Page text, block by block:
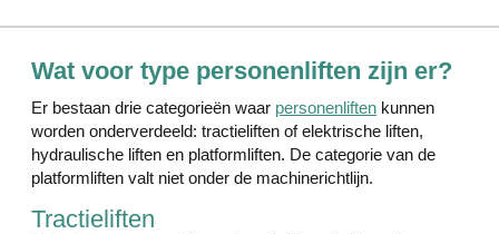
Wat voor type personenliften zijn er?
Er bestaan drie categorieën waar personenliften kunnen
worden onderverdeeld: tractieliften of elektrische liften,
hydraulische liften en platformliften. De categorie van de
platformliften valt niet onder de machinerichtlijn.
Tractieliften